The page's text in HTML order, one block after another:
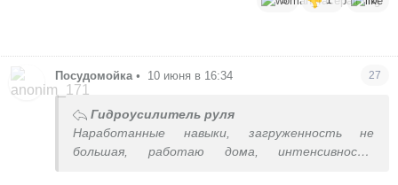
Посудомойка • 10 июня в 16:34 27
Гидроусилитель руля
Наработанные навыки, загруженность не
большая, работаю дома, интенсивность